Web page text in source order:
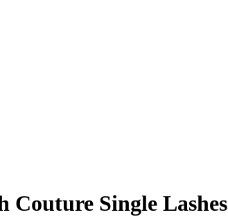
Couture Single Lashes